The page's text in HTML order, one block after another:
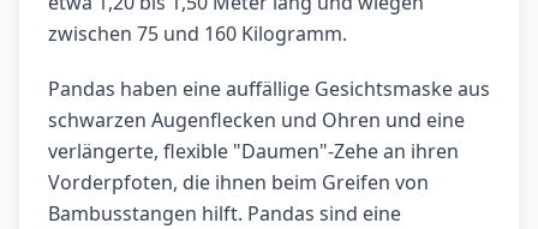
zwischen 75 und 160 Kilogramm.
Pandas haben eine auffällige Gesichtsmaske aus
schwarzen Augenflecken und Ohren und eine
verlängerte, flexible "Daumen"-Zehe an ihren
Vorderpfoten, die ihnen beim Greifen von
Bambusstangen hilft. Pandas sind eine